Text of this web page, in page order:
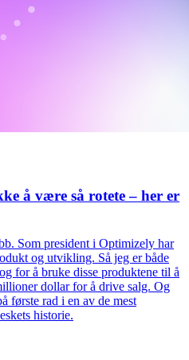
å være så rotete – her er
Som president i Optimizely har
og utvikling. Så jeg er både
for å bruke disse produktene til å
dollar for å drive salg. Og
første rad i en av de mest
historie.